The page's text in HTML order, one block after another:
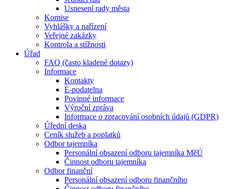
Usnesení rady města
Komise
Vyhlášky a nařízení
Veřejné zakázky
Kontrola a stížnosti
Úřad
FAQ (často kladené dotazy)
Informace
Kontakty
E-podatelna
Povinné informace
Výroční zpráva
Informace o zpracování osobních údajů (GDPR)
Úřední deska
Ceník služeb a poplatků
Odbor tajemníka
Personální obsazení odboru tajemníka MěÚ
Činnost odboru tajemníka
Odbor finanční
Personální obsazení odboru finančního